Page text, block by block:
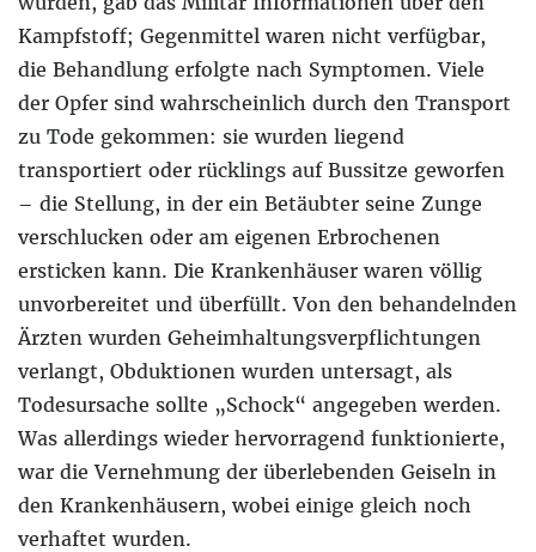
Kampfstoff; Gegenmittel waren nicht verfügbar,
die Behandlung erfolgte nach Symptomen. Viele
der Opfer sind wahrscheinlich durch den Transport
zu Tode gekommen: sie wurden liegend
transportiert oder rücklings auf Bussitze geworfen
– die Stellung, in der ein Betäubter seine Zunge
verschlucken oder am eigenen Erbrochenen
ersticken kann. Die Krankenhäuser waren völlig
unvorbereitet und überfüllt. Von den behandelnden
Ärzten wurden Geheimhaltungsverpflichtungen
verlangt, Obduktionen wurden untersagt, als
Todesursache sollte „Schock“ angegeben werden.
Was allerdings wieder hervorragend funktionierte,
war die Vernehmung der überlebenden Geiseln in
den Krankenhäusern, wobei einige gleich noch
verhaftet wurden.